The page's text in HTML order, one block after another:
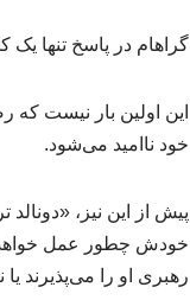
گراهام در پاسخ تنها
این اولین بار نیست که
خود ناامید می‌شود.
پیش از این نیز،
خودش چطور عمل خواهد
رهبری او را می‌پذیرند یا